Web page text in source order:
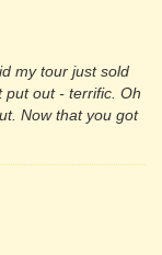
my tour just sold
put out - terrific. Oh
Now that you got